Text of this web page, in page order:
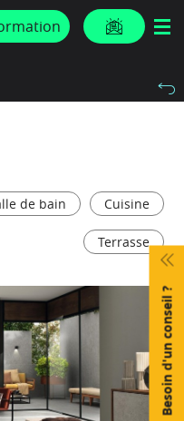
Besoin d'un conseil ?
de bain Cuisine
Terrasse